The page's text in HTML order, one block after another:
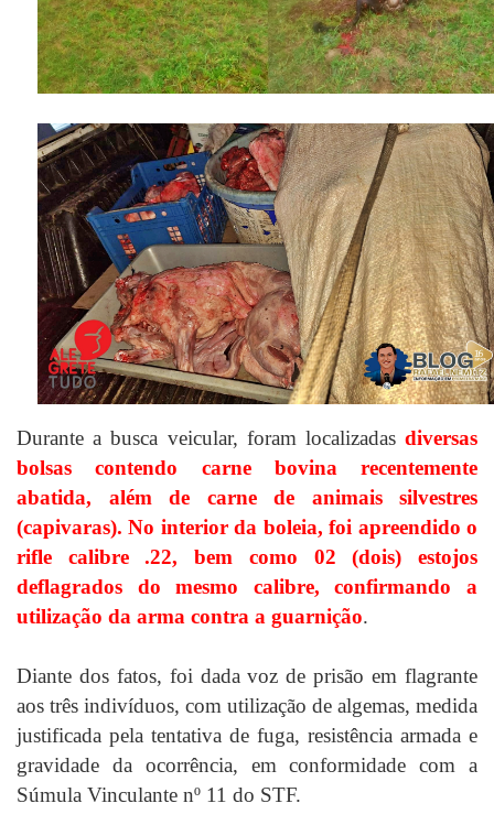
Durante a busca veicular, foram localizadas diversas
bolsas contendo carne bovina recentemente
abatida, além de carne de animais silvestres
(capivaras). No interior da boleia, foi apreendido o
rifle calibre .22, bem como 02 (dois) estojos
deflagrados do mesmo calibre, confirmando a
utilização da arma contra a guarnição.
Diante dos fatos, foi dada voz de prisão em flagrante
aos três indivíduos, com utilização de algemas, medida
justificada pela tentativa de fuga, resistência armada e
gravidade da ocorrência, em conformidade com a
Súmula Vinculante nº 11 do STF.